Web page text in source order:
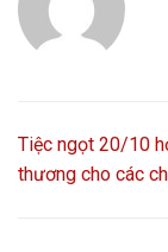
Tiệc ngọt 20/10
thương cho các